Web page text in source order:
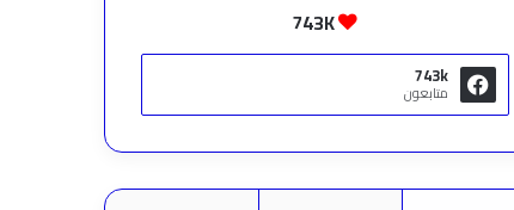
743K
743k
متابعون